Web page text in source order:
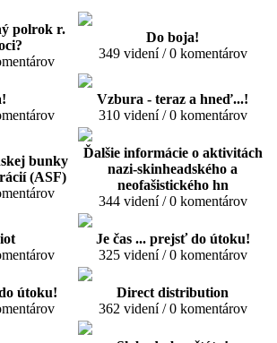
polrok r.
Do boja!
349 videní / 0 komentárov
Vzbura - teraz a hneď...!
310 videní / 0 komentárov
bunky
(ASF)
Ďalšie informácie o aktivitách
nazi-skinheadského a
neofašistického hn
344 videní / 0 komentárov
Je čas ... prejsť do útoku!
325 videní / 0 komentárov
útoku!
Direct distribution
362 videní / 0 komentárov